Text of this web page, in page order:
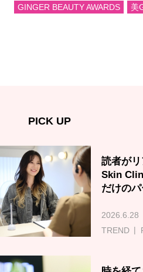
GINGER BEAUTY AWARDS 美
PICK UP
読者が
Skin
だけの
2026.6.28
TREND